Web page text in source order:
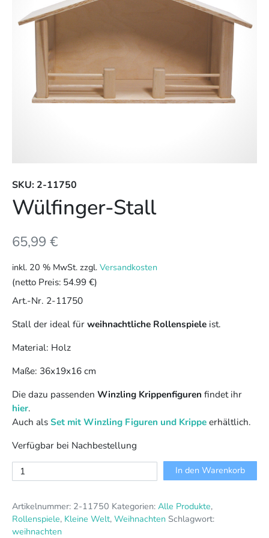
SKU: 2-11750
Wülfinger-Stall
65,99 €
inkl. 20 % MwSt. zzgl. Versandkosten
(netto Preis: 54.99 €)
Art.-Nr. 2-11750
Stall der ideal fürweihnachtliche Rollenspiele ist.
Material: Holz
Maße: 36x19x16 cm
Die dazu passenden Winzling Krippenfiguren findet ihr
hier.
Auch alsSet mit Winzling Figuren und Krippeerhältlich.
Verfügbar bei Nachbestellung
Wülfinger-
Stall
In den Warenkorb
Artikelnummer: 2-11750 Kategorien: Alle Produkte,
Rollenspiele, Kleine Welt, Weihnachten Schlagwort:
weihnachten